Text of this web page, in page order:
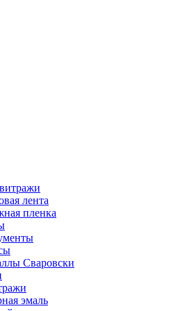
лента
пленка
Сваровски
эмаль